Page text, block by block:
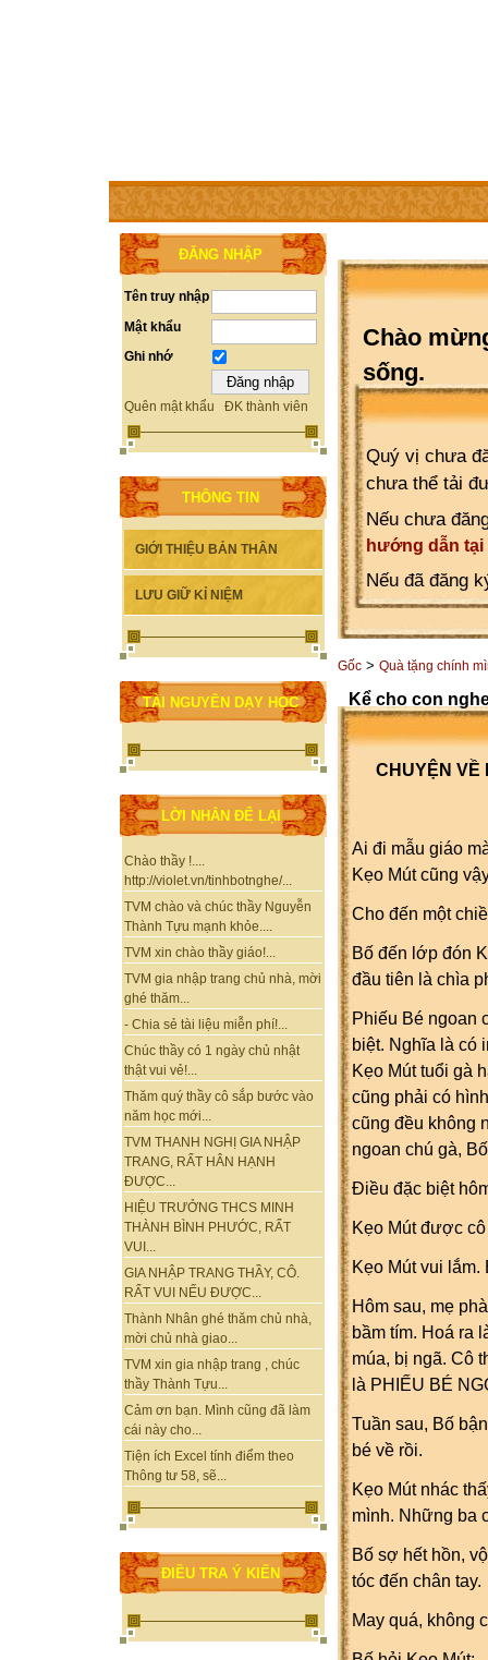
TRANG CHỦ THÀNH VIÊN TRỢ GIÚP WEBSITE
ĐĂNG NHẬP
Tên truy nhập
Mật khẩu
Ghi nhớ
Quên mật khẩu ĐK thành viên
THÔNG TIN
GIỚI THIỆU BẢN THÂN
LƯU GIỮ KỈ NIỆM
TÀI NGUYÊN DẠY HỌC
LỜI NHẮN ĐỂ LẠI
Chào thầy !....
http://violet.vn/tinhbotnghe/...
TVM chào và chúc thầy Nguyễn
Thành Tựu mạnh khỏe....
TVM xin chào thầy giáo!...
TVM gia nhập trang chủ nhà, mời
ghé thăm...
- Chia sẻ tài liệu miễn phí!...
Chúc thầy có 1 ngày chủ nhật
thật vui vẻ!...
Thăm quý thầy cô sắp bước vào
năm học mới...
TVM THANH NGHỊ GIA NHẬP
TRANG, RẤT HÂN HẠNH
ĐƯỢC...
HIỆU TRƯỞNG THCS MINH
THÀNH BÌNH PHƯỚC, RẤT
VUI...
GIA NHẬP TRANG THẦY, CÔ.
RẤT VUI NẾU ĐƯỢC...
Thành Nhân ghé thăm chủ nhà,
mời chủ nhà giao...
TVM xin gia nhập trang , chúc
thầy Thành Tựu...
Cảm ơn bạn. Mình cũng đã làm
cái này cho...
Tiện ích Excel tính điểm theo
Thông tư 58, sẽ...
ĐIỀU TRA Ý KIẾN
Chào
sống.
Quý vị chưa
chưa thể tải
Nếu chưa
hướng dẫn tại
Nếu đã đăng
Gốc > Quà tặng chính
Kể cho con
CHUYỆN VỀ
Ai đi mẫu giáo
Kẹo Mút cũng
Cho đến một
Bố đến lớp đón
đầu tiên là chìa
Phiếu Bé ngoan
biệt. Nghĩa là có
Kẹo Mút tuổi gà
cũng phải có
cũng đều không
ngoan chú gà,
Điều đặc biệt
Kẹo Mút được
Kẹo Mút vui lắm.
Hôm sau, mẹ
bầm tím. Hoá ra
múa, bị ngã. Cô
là PHIẾU BÉ
Tuần sau, Bố
bé về rồi.
Kẹo Mút nhác
mình. Những ba
Bố sợ hết hồn,
tóc đến chân tay.
May quá, không